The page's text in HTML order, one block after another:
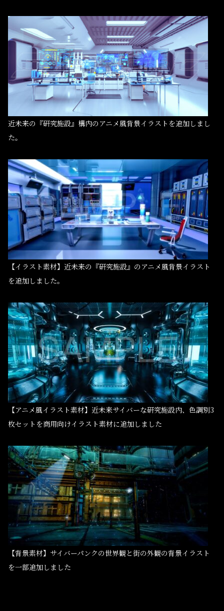
近未来の『研究施設』構内のアニメ風背景イラストを追加しまし
た。
【イラスト素材】近未来の『研究施設』のアニメ風背景イラスト
を追加しました。
【アニメ風イラスト素材】近未来サイバーな研究施設内、色調別3
枚セットを商用向けイラスト素材に追加しました
【背景素材】サイバーパンクの世界観と街の外観の背景イラスト
を一部追加しました